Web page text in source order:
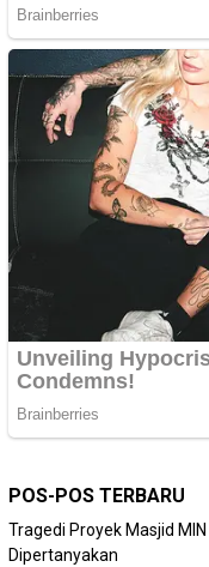
POS-POS TERBARU
Tragedi Proyek Masjid
Dipertanyakan